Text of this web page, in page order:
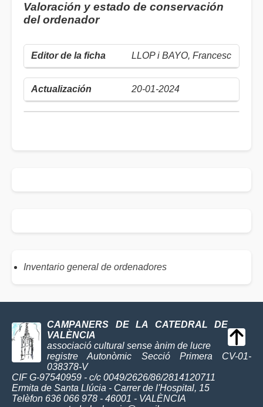
Valoración y estado de conservación
del ordenador
LLOP i BAYO, Francesc
20-01-2024
Inventario general de ordenadores
CAMPANERS DE LA CATEDRAL DE
VALÈNCIA
associació cultural sense ànim de lucre
registre Autonòmic Secció Primera CV-01-
038378-V
CIF G-97540959 - c/c 0049/2626/86/2814120711
Ermita de Santa Llúcia - Carrer de l'Hospital, 15
Telèfon 636 066 978 - 46001 - VALÈNCIA